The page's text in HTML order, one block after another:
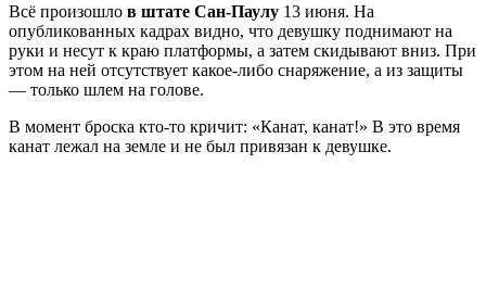
Всё произошло в штате Сан-Паулу 13 июня. На
опубликованных кадрах видно, что девушку поднимают на
руки и несут к краю платформы, а затем скидывают вниз. При
этом на ней отсутствует какое-либо снаряжение, а из защиты
— только шлем на голове.
В момент броска кто-то кричит: «Канат, канат!» В это время
канат лежал на земле и не был привязан к девушке.